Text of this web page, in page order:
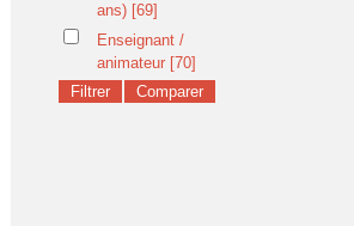
ans) [69]
Enseignant /
animateur [70]